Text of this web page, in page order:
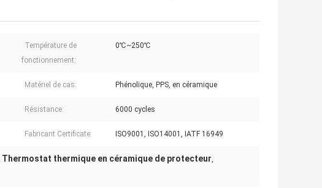
Température de
fonctionnement:
0℃~250℃
Matériel de cas: Phénolique, PPS, en céramique
Résistance: 6000 cycles
Fabricant Certificate: ISO9001, ISO14001, IATF 16949
Thermostat thermique en céramique de protecteur,